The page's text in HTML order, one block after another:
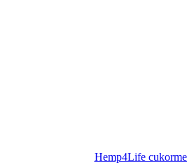
Hemp4Life